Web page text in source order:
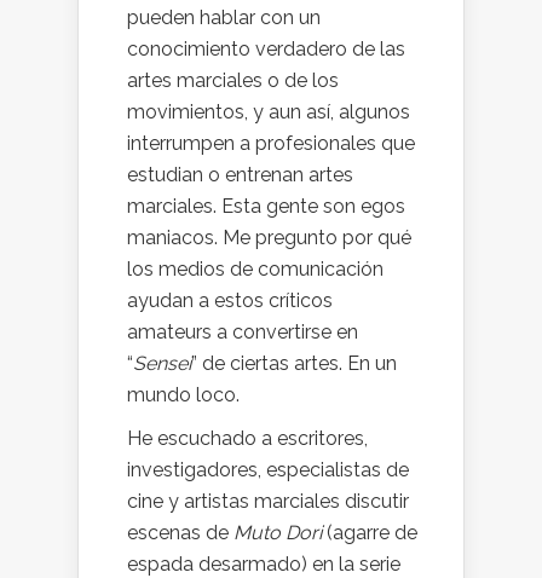
pueden hablar con un
conocimiento verdadero de las
artes marciales o de los
movimientos, y aun así, algunos
interrumpen a profesionales que
estudian o entrenan artes
marciales. Esta gente son egos
maniacos. Me pregunto por qué
los medios de comunicación
ayudan a estos críticos
amateurs a convertirse en
“Sensei” de ciertas artes. En un
mundo loco.
He escuchado a escritores,
investigadores, especialistas de
cine y artistas marciales discutir
escenas de Muto Dori(agarre de
espada desarmado) en la serie